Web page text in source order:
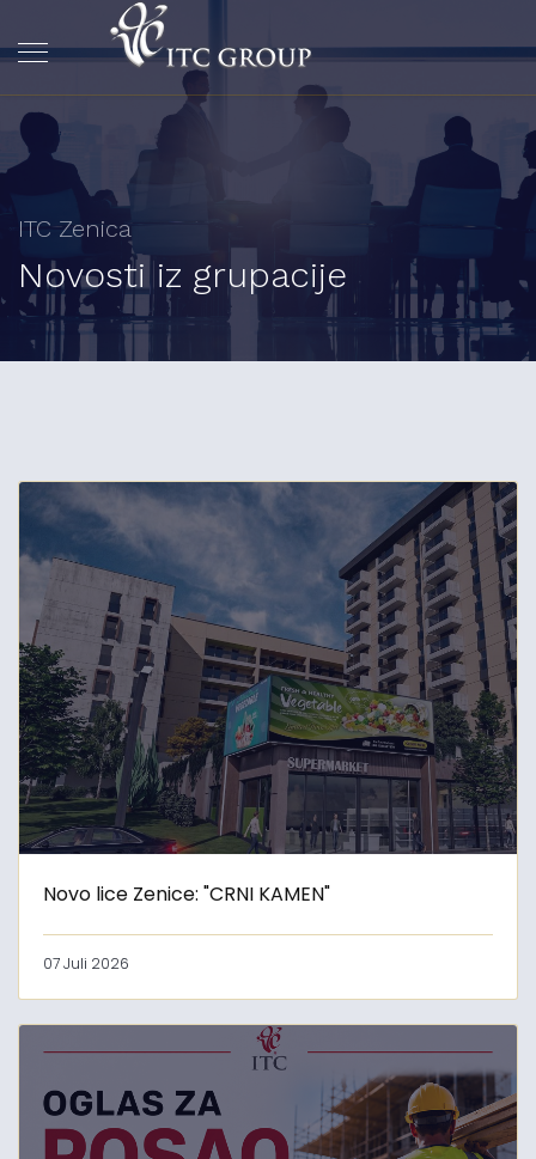
ITC Zenica
Novosti iz grupacije
Novo lice Zenice: "CRNI KAMEN"
07 Juli 2026